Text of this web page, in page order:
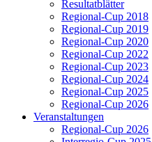
Resultatblätter
Regional-Cup 2018
Regional-Cup 2019
Regional-Cup 2020
Regional-Cup 2022
Regional-Cup 2023
Regional-Cup 2024
Regional-Cup 2025
Regional-Cup 2026
Veranstaltungen
Regional-Cup 2026